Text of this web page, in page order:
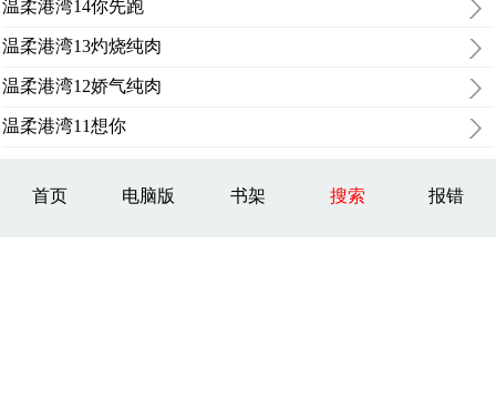
温柔港湾14你先跑
温柔港湾13灼烧纯肉
温柔港湾12娇气纯肉
温柔港湾11想你
首页 电脑版 书架 搜索 报错